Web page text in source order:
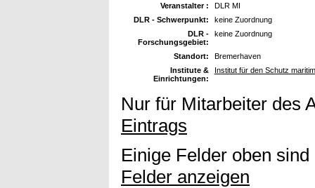
Veranstalter :
DLR MI
DLR - Schwerpunkt:
keine Zuordnung
DLR -
Forschungsgebiet:
keine Zuordnung
Standort:
Bremerhaven
Institute &
Einrichtungen:
Institut für den Schutz
Nur für Mitarbeiter des
Eintrags
Einige Felder oben
Felder anzeigen